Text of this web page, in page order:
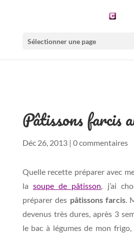
Sélectionner une page
Pâtissons farcis
Déc 26, 2013| 0 commentaires
Quelle recette préparer avec
la soupe de pâtisson, j’ai
préparer des pâtissons farcis.
devenus très dures, après 3
le bac à légumes de mon